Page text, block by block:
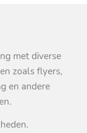
met diverse
zoals flyers,
en andere